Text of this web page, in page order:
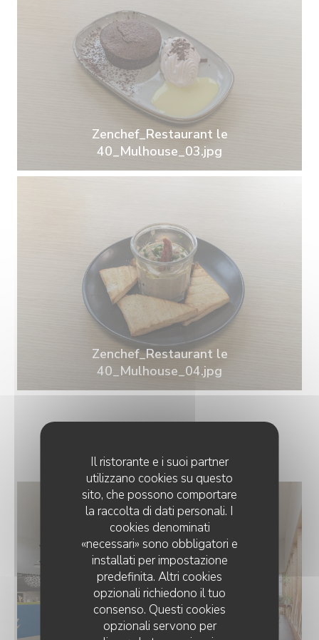
Il ristorante e i suoi partner
utilizzano cookies su questo
sito, che possono comportare
la raccolta di dati personali. I
cookies denominati
«necessari» sono obbligatori e
installati per impostazione
predefinita. Altri cookies
opzionali richiedono il tuo
consenso. Questi cookies
opzionali servono per
Zenchef_Restaurant le
40_Mulhouse_03.jpg
Zenchef_Restaurant le
40_Mulhouse_04.jpg